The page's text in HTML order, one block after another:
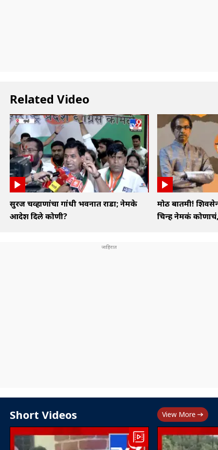
Related Video
सुरज चव्हाणांचा गांधी भवनात राडा; नेमके
आदेश दिले कोणी?
मोठी बातमी!
चिन्ह नेमकं कोणाचं,
Short Videos View More